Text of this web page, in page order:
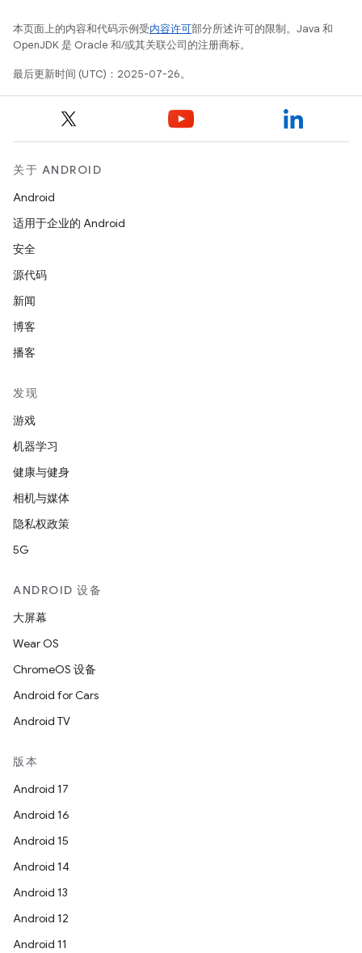
本页面上的内容和代码示例受内容许可部分所述许可的限制。Java 和
OpenJDK 是 Oracle 和/或其关联公司的注册商标。
最后更新时间 (UTC)：2025-07-26。
关于 ANDROID
Android
适用于企业的 Android
安全
源代码
新闻
博客
播客
发现
游戏
机器学习
健康与健身
相机与媒体
隐私权政策
5G
ANDROID 设备
大屏幕
Wear OS
ChromeOS 设备
Android for Cars
Android TV
版本
Android 17
Android 16
Android 15
Android 14
Android 13
Android 12
Android 11